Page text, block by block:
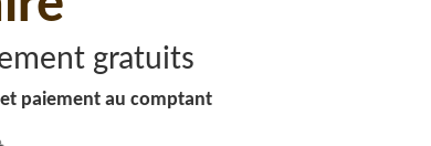
gratuits
paiement au comptant